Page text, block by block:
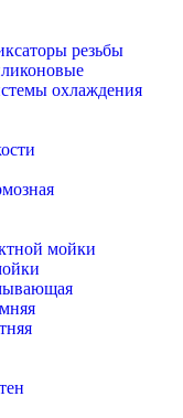
резьбы
охлаждения
мойки